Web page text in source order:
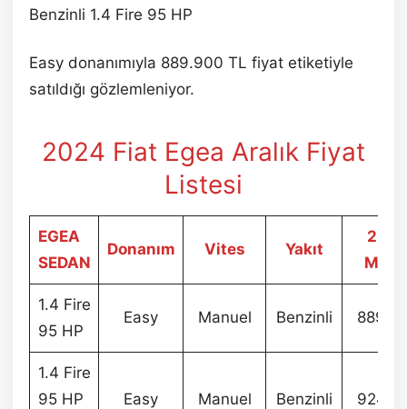
Benzinli 1.4 Fire 95 HP
Easy donanımıyla 889.900 TL fiyat etiketiyle
satıldığı gözlemleniyor.
2024 Fiat Egea Aralık Fiyat
Listesi
EGEA
SEDAN
Donanım Vites Yakıt
1.4 Fire
95 HP
Easy Manuel Benzinli
1.4 Fire
95 HP
Easy Manuel Benzinli